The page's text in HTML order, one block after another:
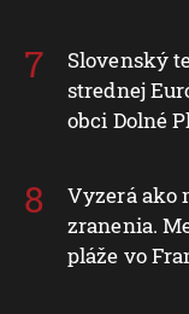
Slovenský
strednej
obci Dolné
Vyzerá ako
zranenia.
pláže vo